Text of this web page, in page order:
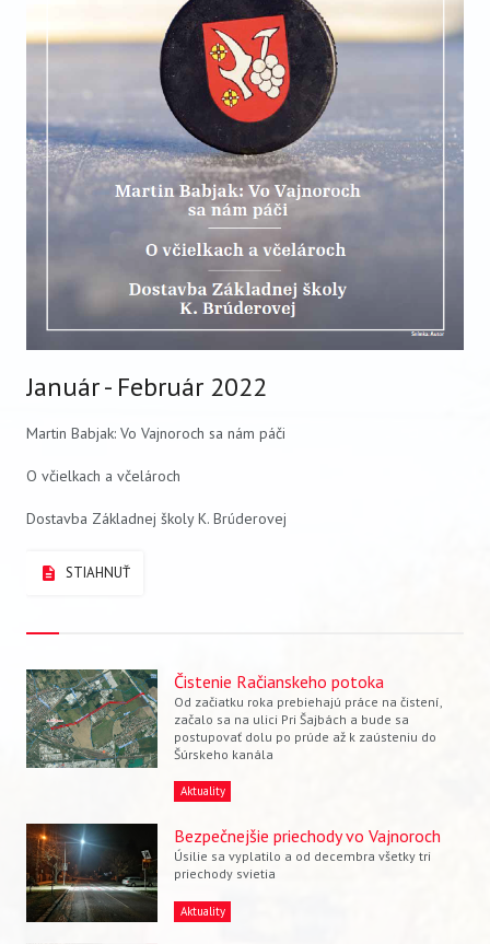
Január - Február 2022
Martin Babjak: Vo Vajnoroch sa nám páči
O včielkach a včelároch
Dostavba Základnej školy K. Brúderovej
STIAHNUŤ
Čistenie Račianskeho potoka
Od začiatku roka prebiehajú práce na čistení,
začalo sa na ulici Pri Šajbách a bude sa
postupovať dolu po prúde až k zaústeniu do
Šúrskeho kanála
Aktuality
Bezpečnejšie priechody vo Vajnoroch
Úsilie sa vyplatilo a od decembra všetky tri
priechody svietia
Aktuality